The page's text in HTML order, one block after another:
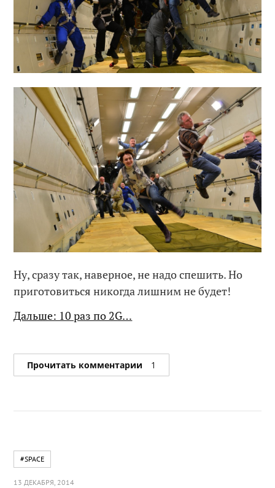
Ну, сразу так, наверное, не надо спешить. Но
приготовиться никогда лишним не будет!
Дальше: 10 раз по 2G…
Прочитать комментарии 1
#SPACE
13 ДЕКАБРЯ, 2014